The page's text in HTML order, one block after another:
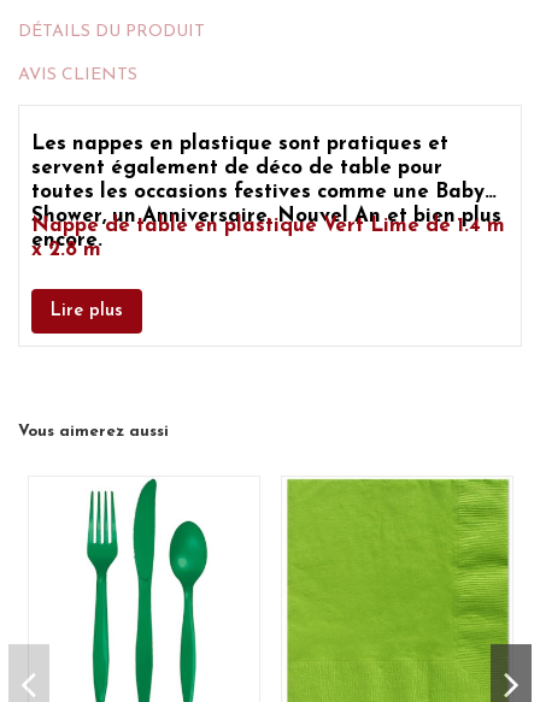
DÉTAILS DU PRODUIT
AVIS CLIENTS
Les nappes en plastique sont pratiques et
servent également de déco de table pour
toutes les occasions festives comme une Baby
Shower, un Anniversaire, Nouvel An et bien plus
encore.
Nappe de table en plastique Vert Limede 1.4 m
x 2.8 m
Lire plus
Vous aimerez aussi